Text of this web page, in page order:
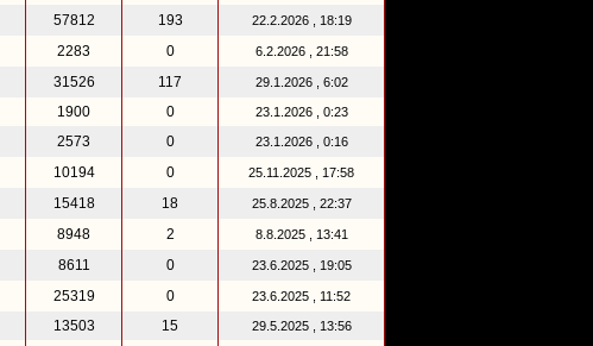
57812 193 22.2.2026 , 18:19
2283 0 6.2.2026 , 21:58
31526 117 29.1.2026 , 6:02
1900 0 23.1.2026 , 0:23
2573 0 23.1.2026 , 0:16
10194 0 25.11.2025 , 17:58
15418 18 25.8.2025 , 22:37
8948 2 8.8.2025 , 13:41
8611 0 23.6.2025 , 19:05
25319 0 23.6.2025 , 11:52
13503 15 29.5.2025 , 13:56